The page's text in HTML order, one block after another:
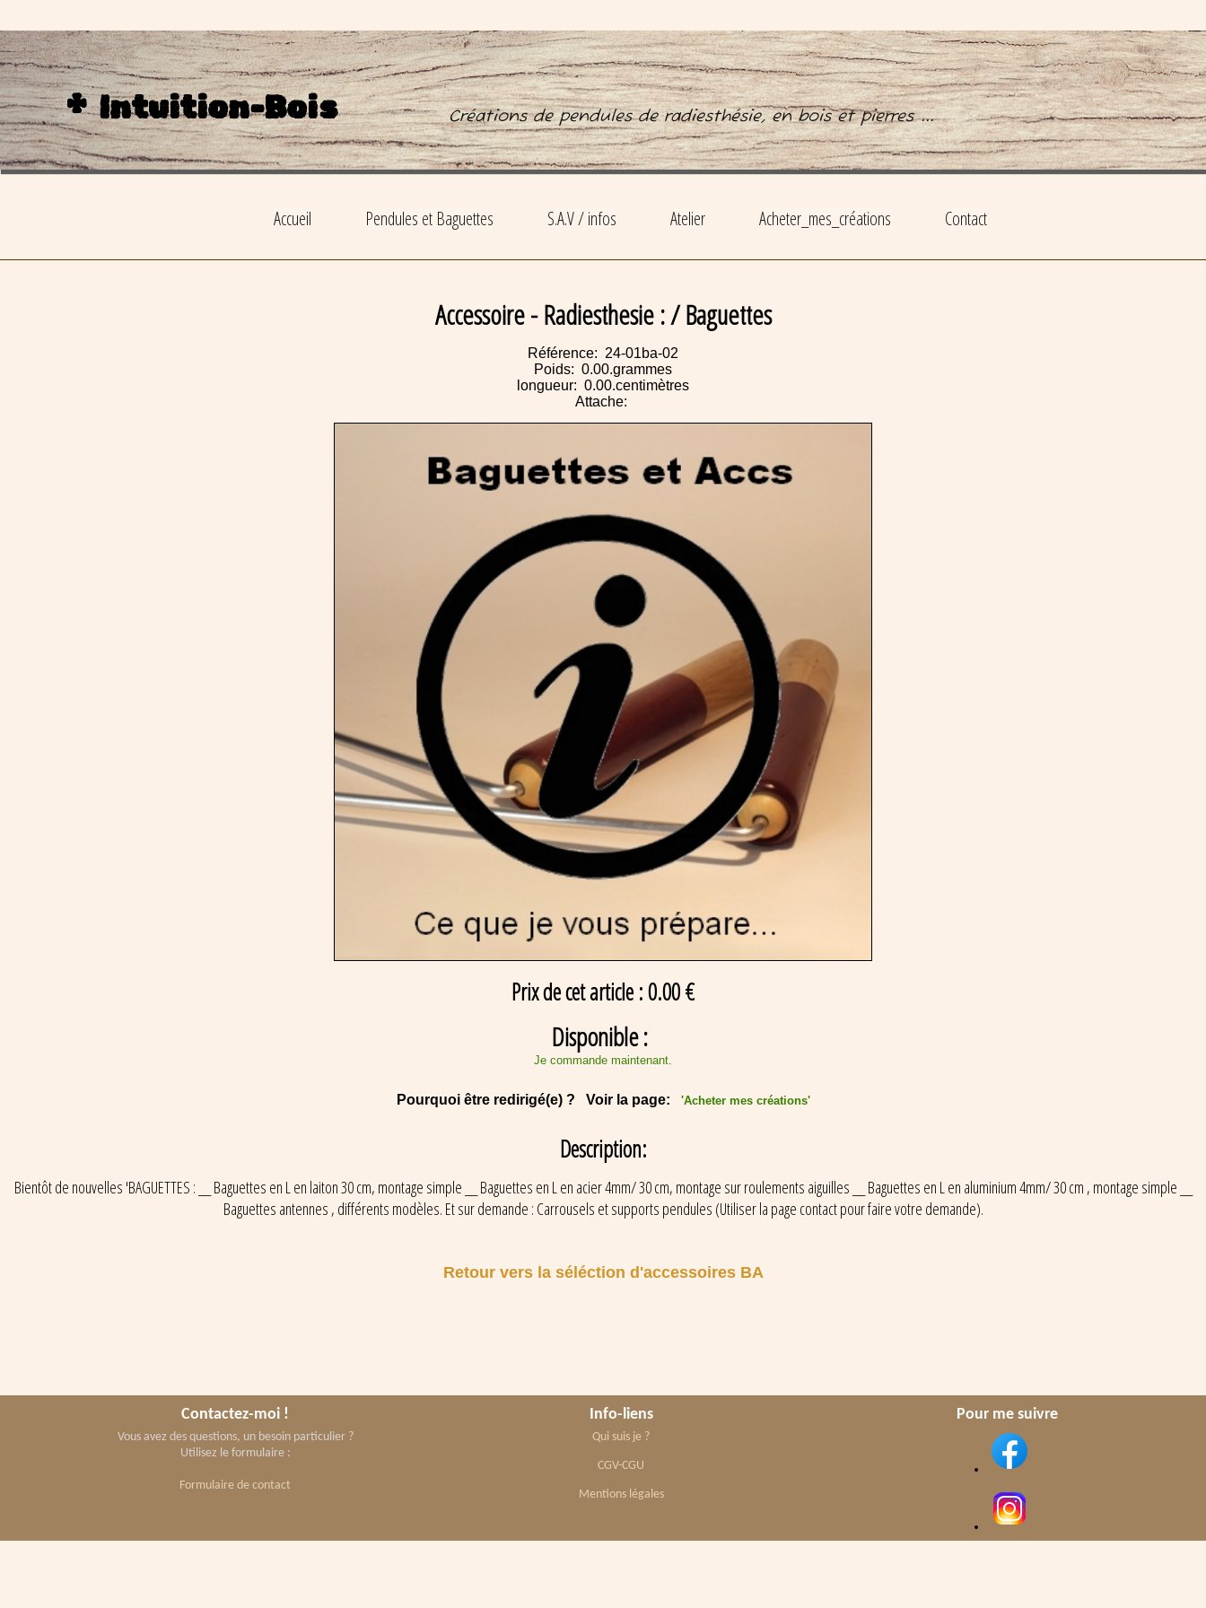
Intuition-Bois Créations de pendules de radiesthésie, en bois et pierres ...
Accueil Pendules et Baguettes S.A.V / infos Atelier Acheter_mes_créations Contact
Accessoire - Radiesthesie : / Baguettes
Référence: 24-01ba-02
Poids: 0.00.grammes
longueur: 0.00.centimètres
Attache:
Prix de cet article : 0.00 €
Disponible :
Je commande maintenant.
Pourquoi être redirigé(e) ? Voir la page: 'Acheter mes créations'
Description:
Bientôt de nouvelles 'BAGUETTES : __ Baguettes en L en laiton 30 cm, montage simple __ Baguettes en L en acier 4mm/ 30 cm, montage sur roulements aiguilles __ Baguettes en L en aluminium 4mm/ 30 cm , montage simple __
Baguettes antennes , différents modèles. Et sur demande : Carrousels et supports pendules (Utiliser la page contact pour faire votre demande).
Retour vers la séléction d'accessoires BA
Contactez-moi !
Vous avez des questions, un besoin particulier ?
Utilisez le formulaire :
Formulaire de contact
Info-liens
Qui suis je ?
CGV-CGU
Mentions légales
Pour me suivre